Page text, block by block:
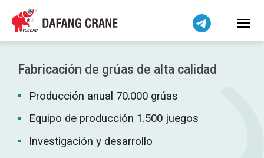
Fabricación de grúas de alta calidad
Producción anual 70.000 grúas
Equipo de producción 1.500 juegos
Investigación y desarrollo
Bahasa Indonesia
Bahasa Melayu
Tiếng Việt
简体中文
فارسی
Pilipino
اردو